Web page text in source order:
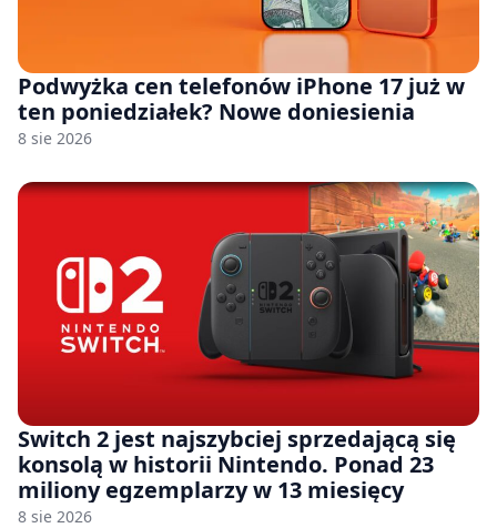
Podwyżka cen telefonów iPhone 17 już w
ten poniedziałek? Nowe doniesienia
8 sie 2026
Switch 2 jest najszybciej sprzedającą się
konsolą w historii Nintendo. Ponad 23
miliony egzemplarzy w 13 miesięcy
8 sie 2026